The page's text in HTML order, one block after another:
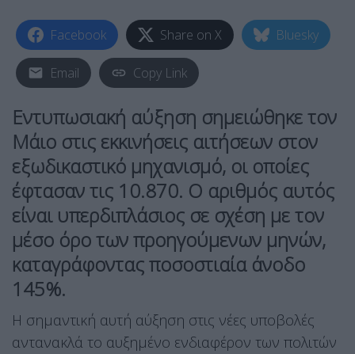
Facebook Share on X Bluesky
Email Copy Link
Εντυπωσιακή αύξηση σημειώθηκε τον
Μάιο στις εκκινήσεις αιτήσεων στον
εξωδικαστικό μηχανισμό, οι οποίες
έφτασαν τις 10.870. Ο αριθμός αυτός
είναι υπερδιπλάσιος σε σχέση με τον
μέσο όρο των προηγούμενων μηνών,
καταγράφοντας ποσοστιαία άνοδο
145%.
Η σημαντική αυτή αύξηση στις νέες υποβολές
αντανακλά το αυξημένο ενδιαφέρον των πολιτών